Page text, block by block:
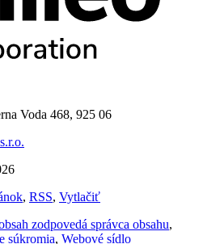
Voda 468, 925 06
, RSS, Vytlačiť
zodpovedá správca obsahu,
súkromia, Webové sídlo